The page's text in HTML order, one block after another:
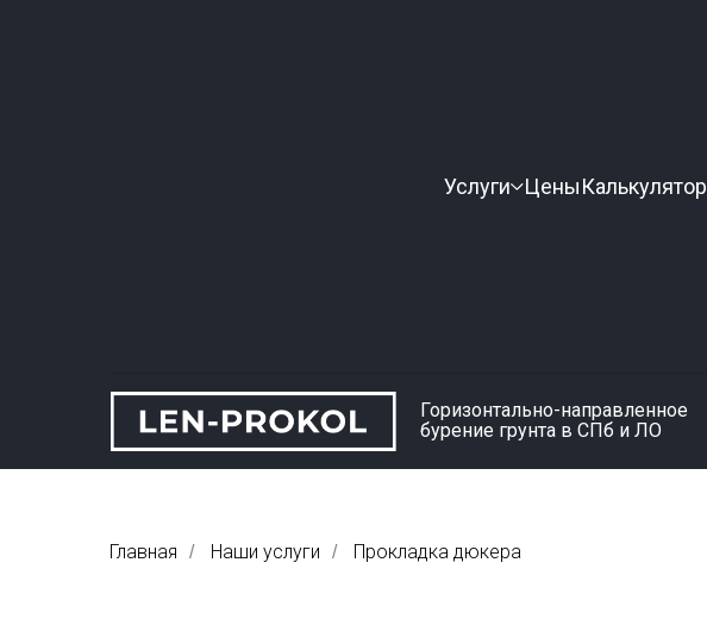
Услуги ЦеныКалькулятор
Горизонтально-направленное
бурение грунта в СПб и ЛО
Главная / Наши услуги / Прокладка дюкера